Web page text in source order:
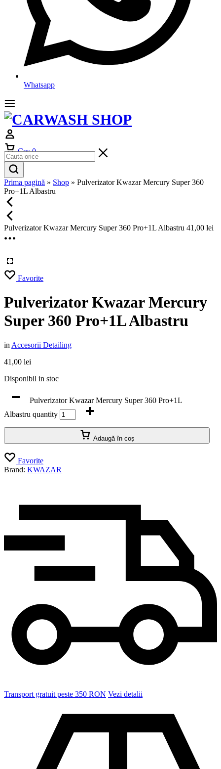
Whatsapp
Cos 0
Prima pagină » Shop » Pulverizator Kwazar Mercury Super 360
Pro+1L Albastru
Pulverizator Kwazar Mercury Super 360 Pro+1L Albastru 41,00 lei
Favorite
Pulverizator Kwazar Mercury
Super 360 Pro+1L Albastru
in Accesorii Detailing
41,00 lei
Disponibil in stoc
Pulverizator Kwazar Mercury Super 360 Pro+1L
Albastru quantity
Adaugă în coș
Favorite
Brand: KWAZAR
Transport gratuit peste 350 RON Vezi detalii